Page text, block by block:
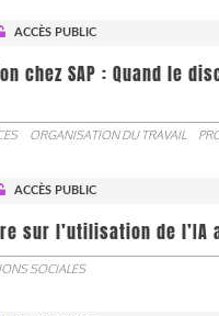
ACCÈS PUBLIC
chez SAP : Quand le
ORGANISATION DU TRAVAIL
ACCÈS PUBLIC
sur l’utilisation de
SOCIALES